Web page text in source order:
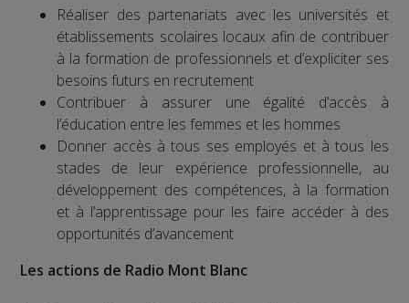
Réaliser des partenariats avec les universités et
établissements scolaires locaux afin de contribuer
à la formation de professionnels et d’expliciter ses
besoins futurs en recrutement
Contribuer à assurer une égalité d’accès à
l’éducation entre les femmes et les hommes
Donner accès à tous ses employés et à tous les
stades de leur expérience professionnelle, au
développement des compétences, à la formation
et à l’apprentissage pour les faire accéder à des
opportunités d’avancement
Les actions de Radio Mont Blanc